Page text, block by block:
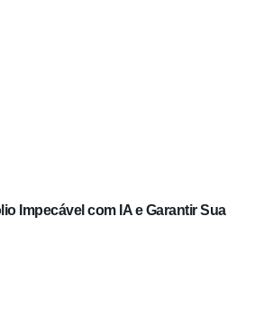
Impecável com IA e Garantir Sua